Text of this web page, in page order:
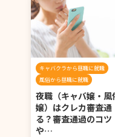
キャバクラから昼職に就職
風俗から昼職に就職
夜職（キャバ嬢・風
嬢）はクレカ審査通
る？審査通過のコツ
や…